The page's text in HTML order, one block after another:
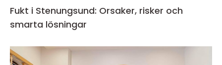
Fukt i Stenungsund: Orsaker, risker och
smarta lösningar